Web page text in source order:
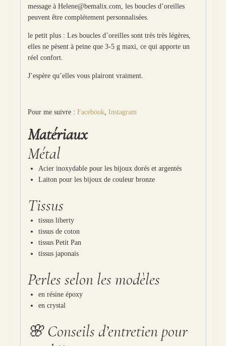
message à Helene@bemalix.com, les boucles d’oreilles
peuvent être complétement personnalisées.
le petit plus : Les boucles d’oreilles sont très très légères,
elles ne pèsent à peine que 3-5 g maxi, ce qui apporte un
réel confort.
J’espère qu’elles vous plairont vraiment.
Pour me suivre : Facebook, Instagram
Matériaux
Métal
Acier inoxydable pour les bijoux dorés et argentés
Laiton pour les bijoux de couleur bronze
Tissus
tissus liberty
tissus de coton
tissus Petit Pan
tissus japonais
Perles selon les modèles
en résine époxy
en crystal
🌸 Conseils d’entretien pour